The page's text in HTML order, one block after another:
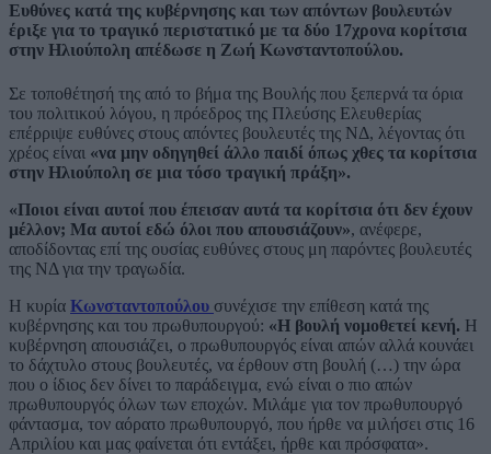
Ευθύνες κατά της κυβέρνησης και των απόντων βουλευτών
έριξε για το τραγικό περιστατικό με τα δύο 17χρονα κορίτσια
στην Ηλιούπολη απέδωσε η Ζωή Κωνσταντοπούλου.
Σε τοποθέτησή της από το βήμα της Βουλής που ξεπερνά τα όρια
του πολιτικού λόγου, η πρόεδρος της Πλεύσης Ελευθερίας
επέρριψε ευθύνες στους απόντες βουλευτές της ΝΔ, λέγοντας ότι
χρέος είναι «να μην οδηγηθεί άλλο παιδί όπως χθες τα κορίτσια
στην Ηλιούπολη σε μια τόσο τραγική πράξη».
«Ποιοι είναι αυτοί που έπεισαν αυτά τα κορίτσια ότι δεν έχουν
μέλλον; Μα αυτοί εδώ όλοι που απουσιάζουν», ανέφερε,
αποδίδοντας επί της ουσίας ευθύνες στους μη παρόντες βουλευτές
της ΝΔ για την τραγωδία.
Η κυρία Κωνσταντοπούλου συνέχισε την επίθεση κατά της
κυβέρνησης και του πρωθυπουργού: «Η βουλή νομοθετεί κενή. Η
κυβέρνηση απουσιάζει, ο πρωθυπουργός είναι απών αλλά κουνάει
το δάχτυλο στους βουλευτές, να έρθουν στη βουλή (…) την ώρα
που ο ίδιος δεν δίνει το παράδειγμα, ενώ είναι ο πιο απών
πρωθυπουργός όλων των εποχών. Μιλάμε για τον πρωθυπουργό
φάντασμα, τον αόρατο πρωθυπουργό, που ήρθε να μιλήσει στις 16
Απριλίου και μας φαίνεται ότι εντάξει, ήρθε και πρόσφατα».